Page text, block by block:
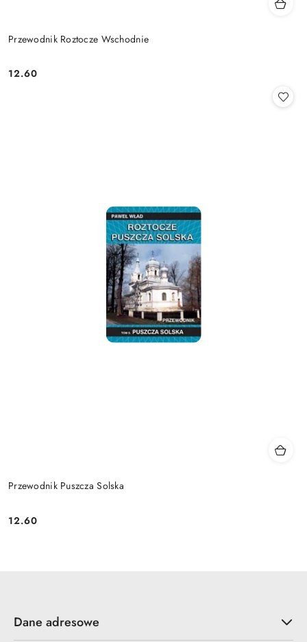
Przewodnik Roztocze Wschodnie
Cena:
12.60
Przewodnik Puszcza Solska
Cena:
12.60
Dane adresowe